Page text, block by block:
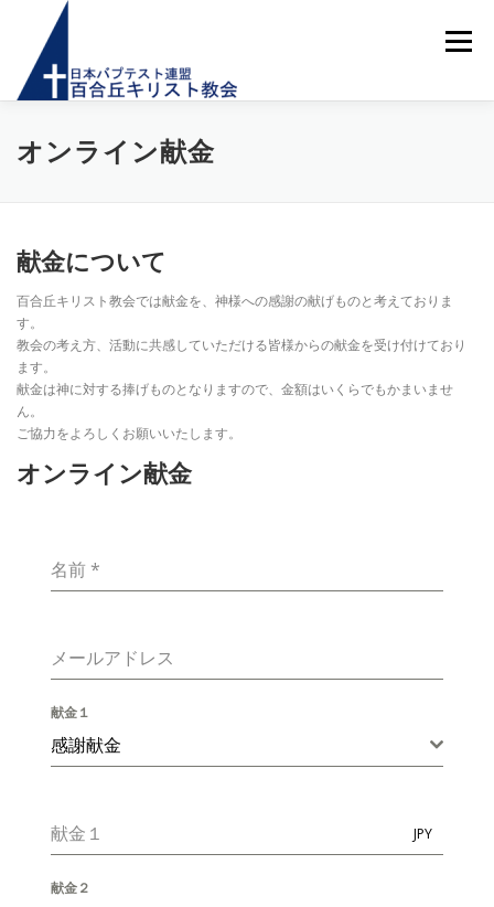
ツ
メニュー
ホーム お知らせ
お問い合わせ
オンライン献金
献金について
百合丘キリスト教会では献金を、神様への感謝の献げものと考えておりま
す。
教会の考え方、活動に共感していただける皆様からの献金を受け付けており
ます。
献金は神に対する捧げものとなりますので、金額はいくらでもかまいませ
ん。
ご協力をよろしくお願いいたします。
オンライン献金
名前 *
メールアドレス
献金１
感謝献金
献金１ JPY
献金２